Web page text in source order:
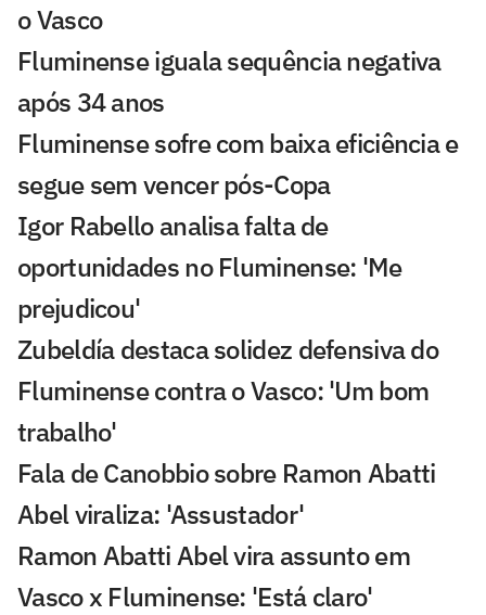
o Vasco
Fluminense iguala sequência negativa
após 34 anos
Fluminense sofre com baixa eficiência e
segue sem vencer pós-Copa
Igor Rabello analisa falta de
oportunidades no Fluminense: 'Me
prejudicou'
Zubeldía destaca solidez defensiva do
Fluminense contra o Vasco: 'Um bom
trabalho'
Fala de Canobbio sobre Ramon Abatti
Abel viraliza: 'Assustador'
Ramon Abatti Abel vira assunto em
Vasco x Fluminense: 'Está claro'